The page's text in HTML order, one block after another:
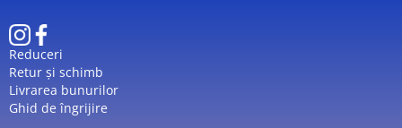
Reduceri
Retur și schimb
Livrarea bunurilor
Ghid de îngrijire